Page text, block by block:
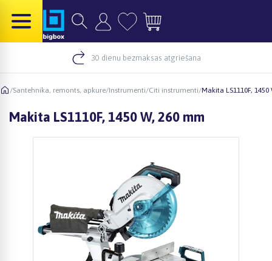
30 dienu bezmaksas atgriešana
/Santehnika, remonts, apkure/Instrumenti/Citi instrumenti/Makita LS1110F, 1450
Makita LS1110F, 1450 W, 260 mm